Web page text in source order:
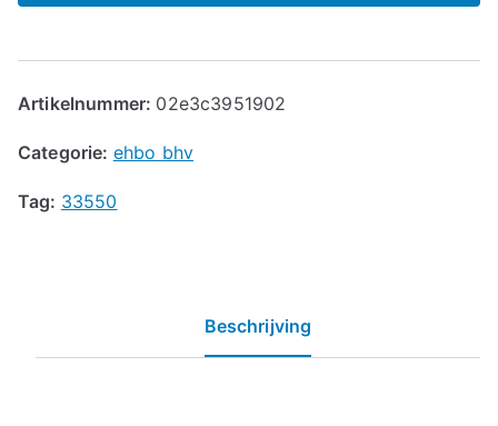
Artikelnummer: 02e3c3951902
Categorie: ehbo bhv
Tag: 33550
Beschrijving